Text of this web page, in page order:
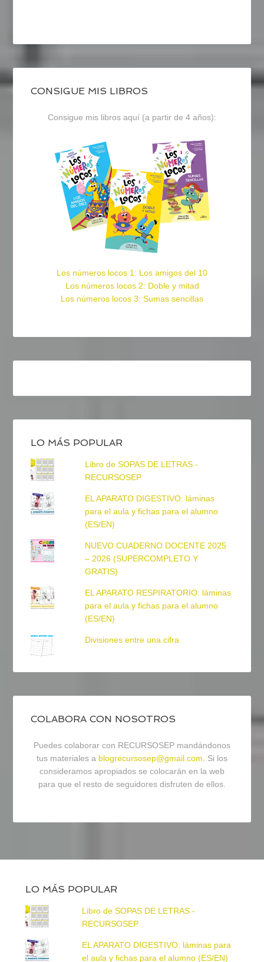
CONSIGUE MIS LIBROS
Consigue mis libros aquí (a partir de 4 años):
Los números locos 1: Los amigos del 10
Los números locos 2: Doble y mitad
Los números locos 3: Sumas sencillas
LO MÁS POPULAR
Libro de SOPAS DE LETRAS -
RECURSOSEP
EL APARATO DIGESTIVO: láminas
para el aula y fichas para el alumno
(ES/EN)
NUEVO CUADERNO DOCENTE 2025
– 2026 (SUPERCOMPLETO Y
GRATIS)
EL APARATO RESPIRATORIO: láminas
para el aula y fichas para el alumno
(ES/EN)
Divisiones entre una cifra
COLABORA CON NOSOTROS
Puedes colaborar con RECURSOSEP mandándonos
tus materiales a blogrecursosep@gmail.com. Si los
consideramos apropiados se colocarán en la web
para que el resto de seguidores disfruten de ellos.
LO MÁS POPULAR
Libro de SOPAS DE LETRAS -
RECURSOSEP
EL APARATO DIGESTIVO: láminas para
el aula y fichas para el alumno (ES/EN)